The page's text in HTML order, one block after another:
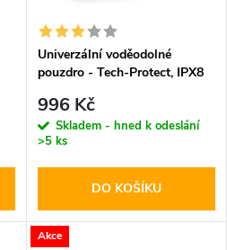
Univerzální voděodolné
pouzdro - Tech-Protect, IPX8
Orange
996 Kč
Skladem - hned k odeslání
>5 ks
DO KOŠÍKU
Akce